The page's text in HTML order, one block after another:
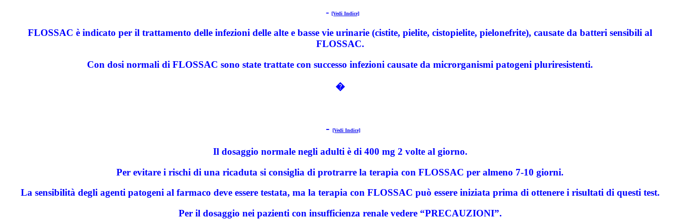
- [Vedi Indice]
FLOSSAC è indicato per il trattamento delle infezioni delle alte e basse vie urinarie (cistite, pielite, cistopielite, pielonefrite), causate da batteri sensibili al
FLOSSAC.
Con dosi normali di FLOSSAC sono state trattate con successo infezioni causate da microrganismi patogeni pluriresistenti.
�
- [Vedi Indice]
Il dosaggio normale negli adulti è di 400 mg 2 volte al giorno.
Per evitare i rischi di una ricaduta si consiglia di protrarre la terapia con FLOSSAC per almeno 7-10 giorni.
La sensibilità degli agenti patogeni al farmaco deve essere testata, ma la terapia con FLOSSAC può essere iniziata prima di ottenere i risultati di questi test.
Per il dosaggio nei pazienti con insufficienza renale vedere “PRECAUZIONI”.